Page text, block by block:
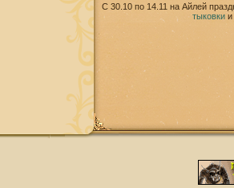
С 30.10 по 14.11 на Айлей
тыковкии